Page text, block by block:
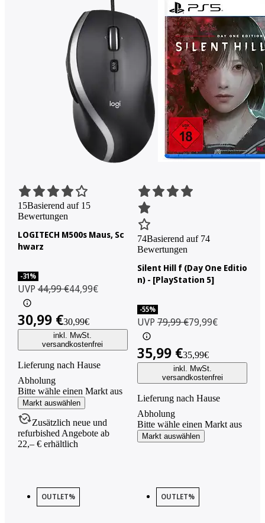
15Basierend auf 15
Bewertungen
LOGITECH M500s Maus, Sc
hwarz
-31%
UVP 44,99 €44,99€
30,99 €30,99€
inkl. MwSt.
versandkostenfrei
Lieferung nach Hause
Abholung
Bitte wähle einen Markt aus
Markt auswählen
Zusätzlich neue und
refurbished Angebote ab
22,– € erhältlich
74Basierend auf 74
Bewertungen
Silent Hill f (Day One Editio
n) - [PlayStation 5]
-55%
UVP 79,99 €79,99€
35,99 €35,99€
inkl. MwSt.
versandkostenfrei
Lieferung nach Hause
Abholung
Bitte wähle einen Markt aus
Markt auswählen
OUTLET% OUTLET%